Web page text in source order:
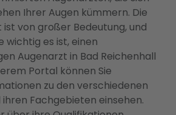
Ihrer Augen kümmern. Die
ist von großer Bedeutung, und
wichtig es ist, einen
Augenarzt in Bad Reichenhall
Portal können Sie
zu den verschiedenen
Fachgebieten einsehen.